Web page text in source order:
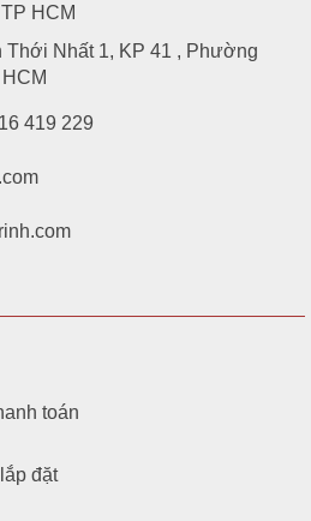
HCM
Nhất 1, KP 41 , Phường
419 229
toán
đặt